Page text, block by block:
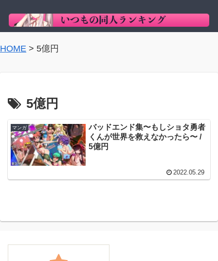
HOME > 5億円
5億円
マンガ
バッドエンド集〜もしショタ勇者
くんが世界を救えなかったら〜 /
5億円
2022.05.29